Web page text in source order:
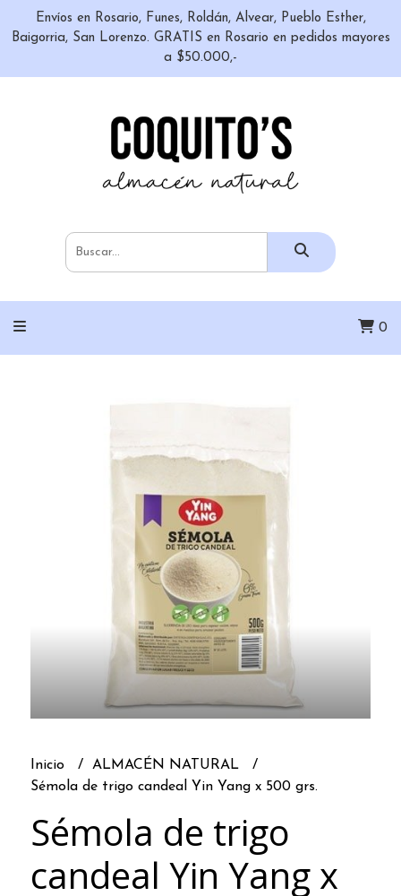
Envíos en Rosario, Funes, Roldán, Alvear, Pueblo Esther,
Baigorria, San Lorenzo. GRATIS en Rosario en pedidos mayores
a $50.000,-
0
Inicio
ALMACÉN NATURAL
Sémola de trigo candeal Yin Yang x 500 grs.
Sémola de trigo
candeal Yin Yang x